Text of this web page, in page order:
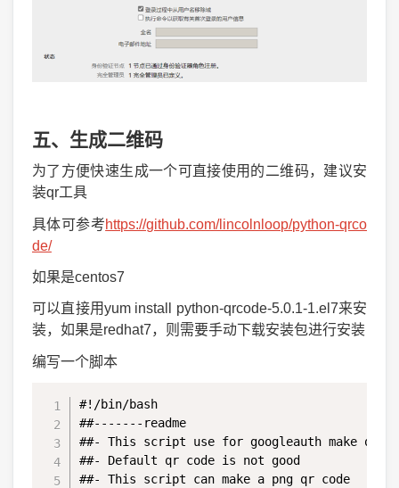
五、生成二维码
为了方便快速生成一个可直接使用的二维码，建议安
装qr工具
具体可参考https://github.com/lincolnloop/python-qrco
de/
如果是centos7
可以直接用yum install python-qrcode-5.0.1-1.el7来安
装，如果是redhat7，则需要手动下载安装包进行安装
编写一个脚本
#!/bin/bash
##-------readme
##- This script use for googleauth make
##- Default qr code is not good
##- This script can make a png qr code